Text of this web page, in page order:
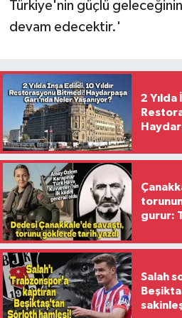
Türkiye'nin güçlü
devam edecektir.'
2 Yılda
gurur:
Salah